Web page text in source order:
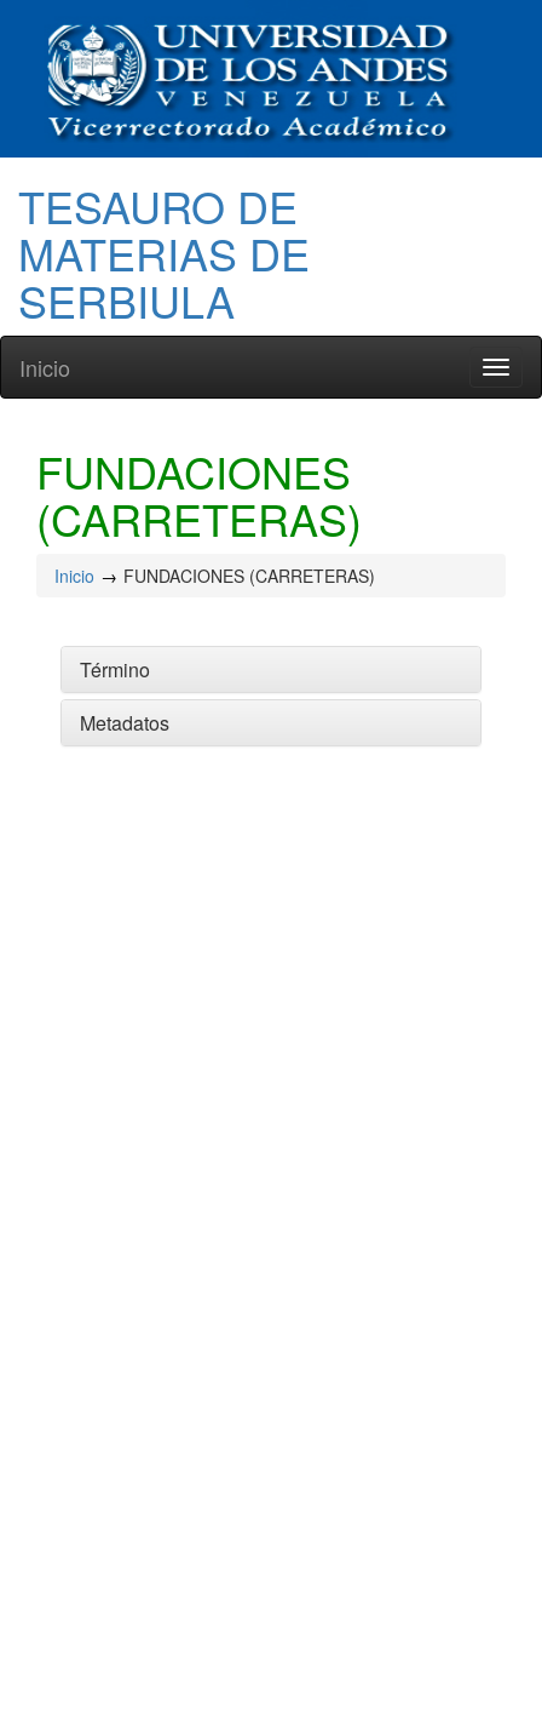
TESAURO DE
MATERIAS DE
SERBIULA
Inicio
FUNDACIONES
(CARRETERAS)
Inicio FUNDACIONES (CARRETERAS)
Término
Metadatos